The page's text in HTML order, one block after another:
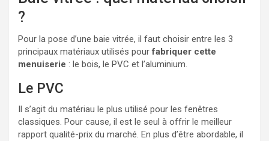
?
Pour la pose d’une baie vitrée, il faut choisir entre les 3
principaux matériaux utilisés pourfabriquer cette
menuiserie : le bois, le PVC et l’aluminium.
Le PVC
Il s’agit du matériau le plus utilisé pour les fenêtres
classiques. Pour cause, il est le seul à offrir le meilleur
rapport qualité-prix du marché. En plus d’être abordable, il